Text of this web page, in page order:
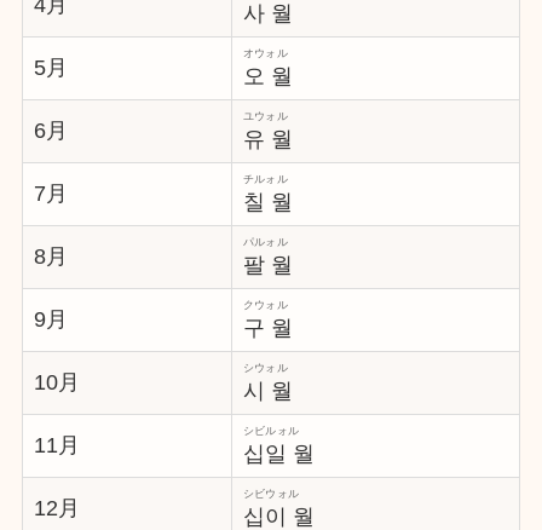
사 월
5月 오 월
オウォル
6月 유 월
ユウォル
7月 칠 월
チルォル
8月 팔 월
パルォル
9月 구 월
クウォル
10月 시 월
シウォル
11月 십일 월
シビルォル
12月 십이 월
シビウォル